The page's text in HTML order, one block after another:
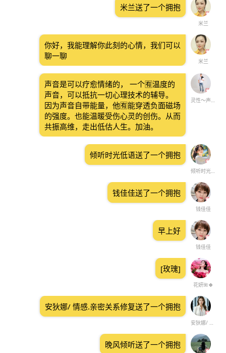
米兰
米兰送了一个拥抱
米兰
你好，我能理解你此刻的心情，我们可以
聊一聊
灵性～声控疗愈
声音是可以疗愈情绪的， 一个🈶温度的
声音，可以抵抗一切心理技术的辅导。
因为声音自带能量，他🈶能穿透负面磁场
的强度。也能温暖受伤心灵的创伤。从而
共振高维，走出低估人生。加油。
倾听时光低语
倾听时光低语送了一个拥抱
钱佳佳
钱佳佳送了一个拥抱
钱佳佳
早上好
花妍🌺🍀
[玫瑰]
安狄娜/ 情感.亲密关系修复
安狄娜/ 情感.亲密关系修复送了一个拥抱
晚风倾听送了一个拥抱